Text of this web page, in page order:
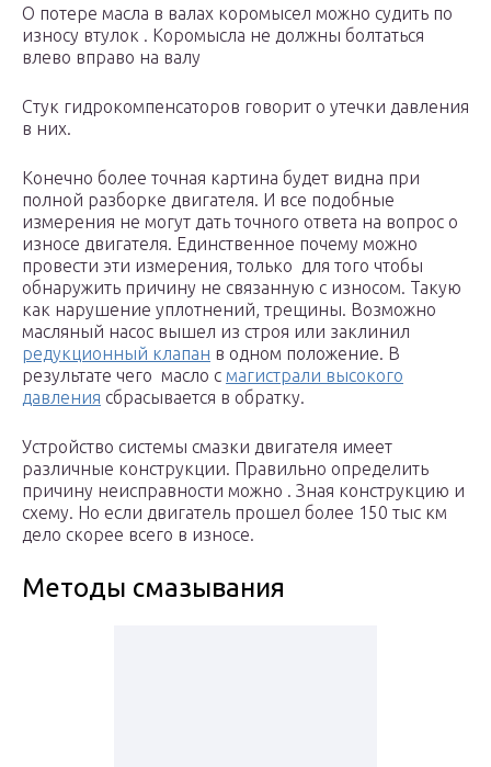
О потере масла в валах коромысел можно судить по
износу втулок . Коромысла не должны болтаться
влево вправо на валу
Стук гидрокомпенсаторов говорит о утечки давления
в них.
Конечно более точная картина будет видна при
полной разборке двигателя. И все подобные
измерения не могут дать точного ответа на вопрос о
износе двигателя. Единственное почему можно
провести эти измерения, только для того чтобы
обнаружить причину не связанную с износом. Такую
как нарушение уплотнений, трещины. Возможно
масляный насос вышел из строя или заклинил
редукционный клапан в одном положение. В
результате чего масло с магистрали высокого
давления сбрасывается в обратку.
Устройство системы смазки двигателя имеет
различные конструкции. Правильно определить
причину неисправности можно . Зная конструкцию и
схему. Но если двигатель прошел более 150 тыс км
дело скорее всего в износе.
Методы смазывания